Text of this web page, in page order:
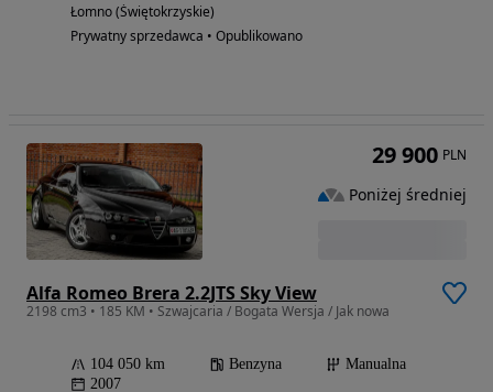
Łomno (Świętokrzyskie)
Prywatny sprzedawca • Opublikowano
Alfa Romeo Brera 2.2JTS Sky View
2198 cm3 • 185 KM • Szwajcaria / Bogata Wersja / Jak nowa
104 050 km Benzyna
Manualna
2007
29 900 PLN
Poniżej średniej